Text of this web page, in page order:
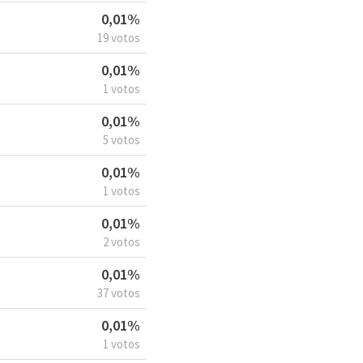
0,01%
19 votos
0,01%
1 votos
0,01%
5 votos
0,01%
1 votos
0,01%
2 votos
0,01%
37 votos
0,01%
1 votos